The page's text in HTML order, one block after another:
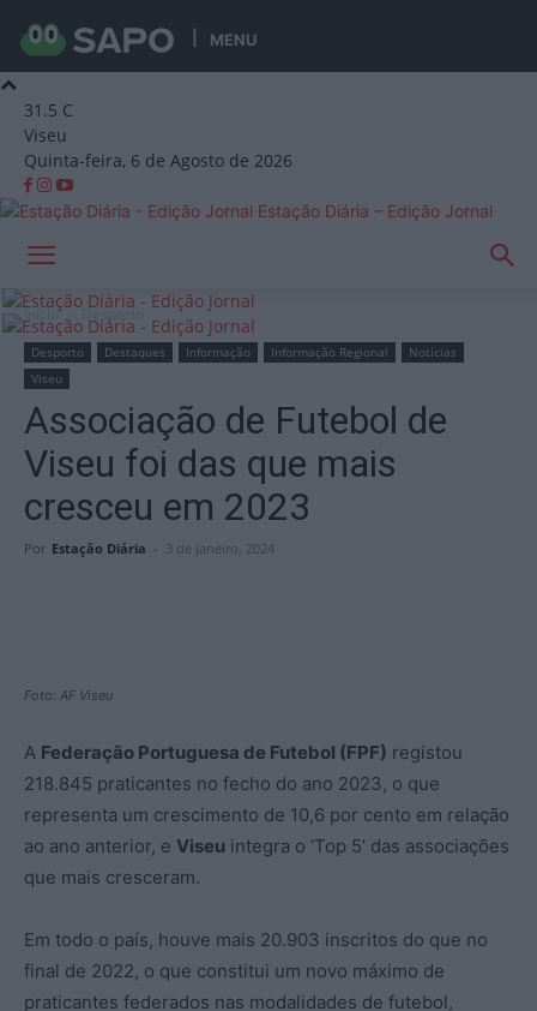
MENU
31.5 C
Viseu
Quinta-feira, 6 de Agosto de 2026
Estação Diária – Edição Jornal
Início Desporto
Desporto Destaques Informação Informação Regional
Notícias
Viseu
Associação de Futebol de
Viseu foi das que mais
cresceu em 2023
Por Estação Diária - 3 de Janeiro, 2024
Foto: AF Viseu
A Federação Portuguesa de Futebol (FPF) registou
218.845 praticantes no fecho do ano 2023, o que
representa um crescimento de 10,6 por cento em relação
ao ano anterior, e Viseu integra o ‘Top 5’ das associações
que mais cresceram.
Em todo o país, houve mais 20.903 inscritos do que no
final de 2022, o que constitui um novo máximo de
praticantes federados nas modalidades de futebol,